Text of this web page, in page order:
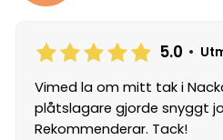
5.0 •
Vimed la om mitt tak i
plåtslagare gjorde snyggt
Rekommenderar. Tack!